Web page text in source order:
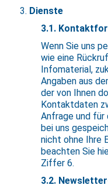
Dienste
3.1.
Wenn Sie uns
wie eine
Infomaterial,
Angaben aus
der von Ihnen
Kontaktdaten
Anfrage und für
bei uns
nicht ohne Ihre
beachten Sie
Ziffer 6.
3.2.